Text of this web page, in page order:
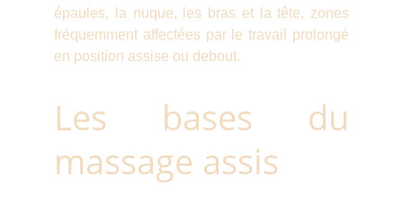
épaules, la nuque, les bras et la tête, zones
fréquemment affectées par le travail prolongé
en position assise ou debout.
Les bases du
massage assis